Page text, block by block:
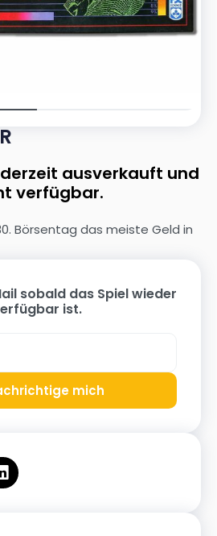
ausverkauft und
verfügbar.
Börsentag das meiste Geld in
sobald das Spiel wieder
ist.
mich